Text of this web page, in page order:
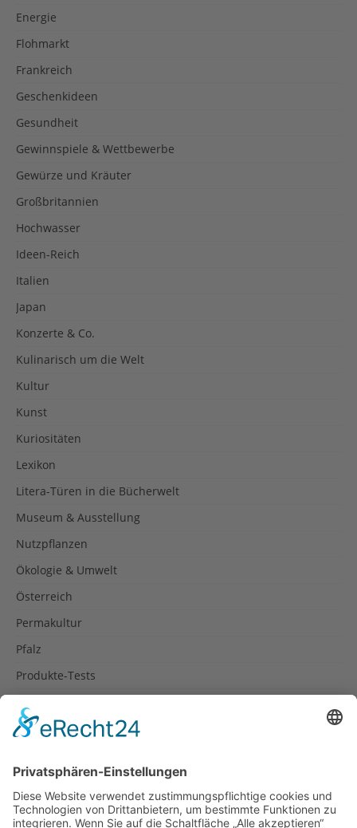
Energie
Flohmarkt
Frankreich
Geschenkideen
Gesundheit
Gewinnspiele & Wettbewerbe
Gewürze und Kräuter
Großbritannien
Hochwasser
Ideen-Reich
Italien
Japan
Konzerte & Co.
Kulinarisch um die Welt
Kultur
Kunst
Kuriositäten
Lexikon
Litera-Türen in die Bücherwelt
Museum & Ausstellung
Nutzpflanzen
Ökologie & Umwelt
Österreich
Permakultur
Pfalz
Produkte-Tests
Rezepte
Spanien
Südtirol